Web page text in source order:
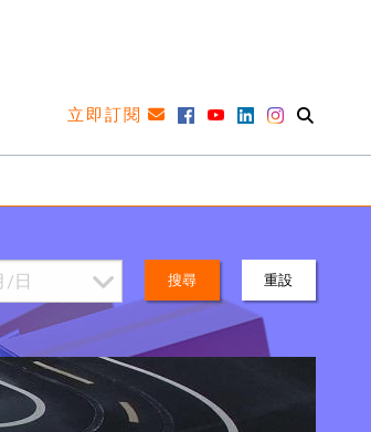
立即訂閱
搜尋 重設